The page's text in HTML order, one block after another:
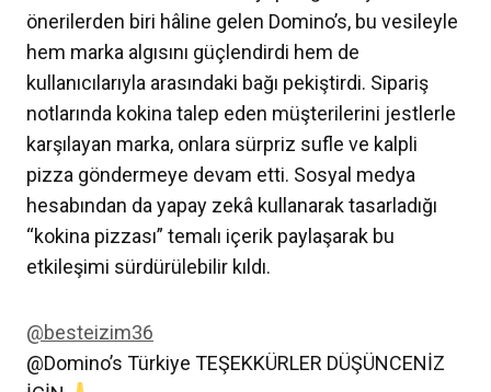
önerilerden biri hâline gelen Domino’s, bu vesileyle
hem marka algısını güçlendirdi hem de
kullanıcılarıyla arasındaki bağı pekiştirdi. Sipariş
notlarında kokina talep eden müşterilerini jestlerle
karşılayan marka, onlara sürpriz sufle ve kalpli
pizza göndermeye devam etti. Sosyal medya
hesabından da yapay zekâ kullanarak tasarladığı
“kokina pizzası” temalı içerik paylaşarak bu
etkileşimi sürdürülebilir kıldı.
@besteizim36
@Domino’s Türkiye TEŞEKKÜRLER DÜŞÜNCENİZ